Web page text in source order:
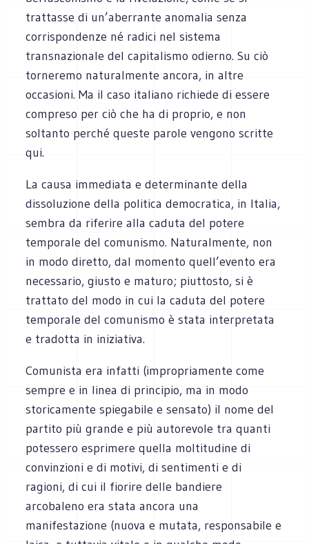
trattasse di un’aberrante anomalia senza
corrispondenze né radici nel sistema
transnazionale del capitalismo odierno. Su ciò
torneremo naturalmente ancora, in altre
occasioni. Ma il caso italiano richiede di essere
compreso per ciò che ha di proprio, e non
soltanto perché queste parole vengono scritte
qui.
La causa immediata e determinante della
dissoluzione della politica democratica, in Italia,
sembra da riferire alla caduta del potere
temporale del comunismo. Naturalmente, non
in modo diretto, dal momento quell’evento era
necessario, giusto e maturo; piuttosto, si è
trattato del modo in cui la caduta del potere
temporale del comunismo è stata interpretata
e tradotta in iniziativa.
Comunista era infatti (impropriamente come
sempre e in linea di principio, ma in modo
storicamente spiegabile e sensato) il nome del
partito più grande e più autorevole tra quanti
potessero esprimere quella moltitudine di
convinzioni e di motivi, di sentimenti e di
ragioni, di cui il fiorire delle bandiere
arcobaleno era stata ancora una
manifestazione (nuova e mutata, responsabile e